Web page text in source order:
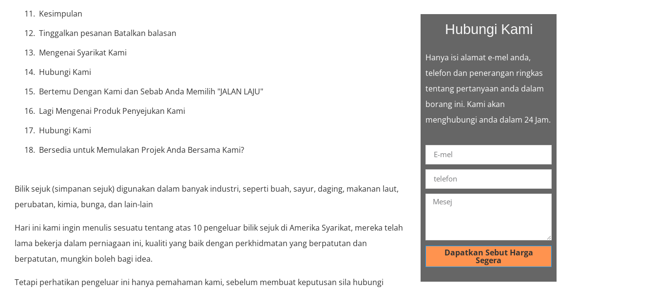
Kesimpulan
Tinggalkan pesanan Batalkan balasan
Mengenai Syarikat Kami
Hubungi Kami
Bertemu Dengan Kami dan Sebab Anda Memilih "JALAN LAJU"
Lagi Mengenai Produk Penyejukan Kami
Hubungi Kami
Bersedia untuk Memulakan Projek Anda Bersama Kami?
Bilik sejuk (simpanan sejuk) digunakan dalam banyak industri, seperti buah, sayur, daging, makanan laut,
perubatan, kimia, bunga, dan lain-lain
Hari ini kami ingin menulis sesuatu tentang atas 10 pengeluar bilik sejuk di Amerika Syarikat, mereka telah
lama bekerja dalam perniagaan ini, kualiti yang baik dengan perkhidmatan yang berpatutan dan
berpatutan, mungkin boleh bagi idea.
Tetapi perhatikan pengeluar ini hanya pemahaman kami, sebelum membuat keputusan sila hubungi
Hubungi Kami
Hanya isi alamat e-mel anda,
telefon dan penerangan ringkas
tentang pertanyaan anda dalam
borang ini. Kami akan
menghubungi anda dalam 24 Jam.
Dapatkan Sebut Harga
Segera